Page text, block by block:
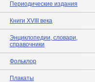
Периодические издания
Книги XVIII века
Энциклопедии, словари,
справочники
Фольклор
Плакаты